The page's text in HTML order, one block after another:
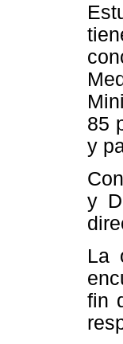
85
y
y
La
fin